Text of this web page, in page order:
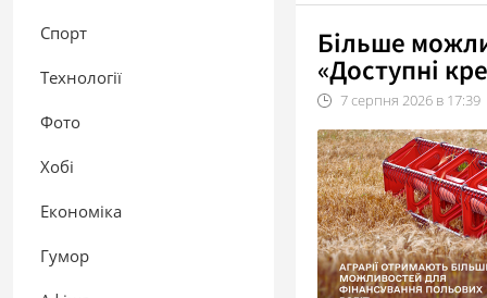
Спорт
Технології
Фото
Хобі
Економіка
Гумор
Більше
«Доступні
7серпня 2026 в 17:39